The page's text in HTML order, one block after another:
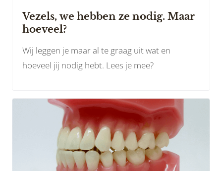
Vezels, we hebben ze nodig. Maar
hoeveel?
Wij leggen je maar al te graag uit wat en
hoeveel jij nodig hebt. Lees je mee?